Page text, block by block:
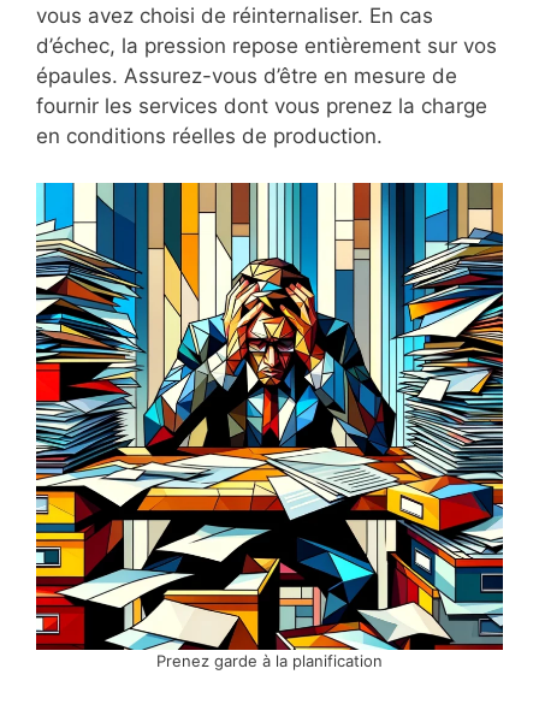
vous avez choisi de réinternaliser. En cas
d’échec, la pression repose entièrement sur vos
épaules. Assurez-vous d’être en mesure de
fournir les services dont vous prenez la charge
en conditions réelles de production.
Prenez garde à la planification